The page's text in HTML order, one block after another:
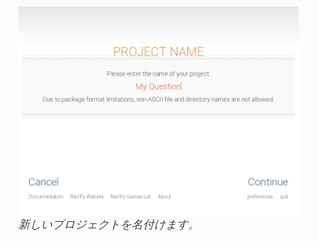
新しいプロジェクトを名付けます。